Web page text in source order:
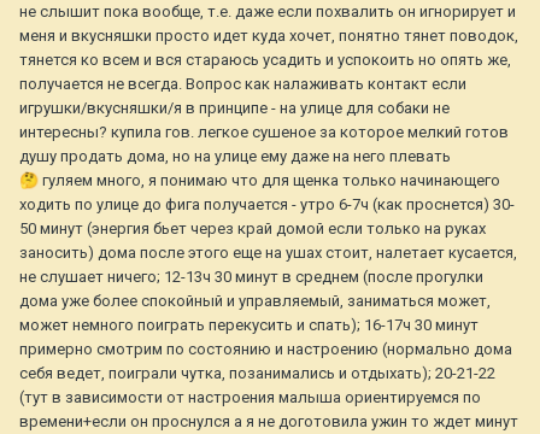
не слышит пока вообще, т.е. даже если похвалить он игнорирует и
меня и вкусняшки просто идет куда хочет, понятно тянет поводок,
тянется ко всем и вся стараюсь усадить и успокоить но опять же,
получается не всегда. Вопрос как налаживать контакт если
игрушки/вкусняшки/я в принципе - на улице для собаки не
интересны? купила гов. легкое сушеное за которое мелкий готов
душу продать дома, но на улице ему даже на него плевать
🤔 гуляем много, я понимаю что для щенка только начинающего
ходить по улице до фига получается - утро 6-7ч (как проснется) 30-
50 минут (энергия бьет через край домой если только на руках
заносить) дома после этого еще на ушах стоит, налетает кусается,
не слушает ничего; 12-13ч 30 минут в среднем (после прогулки
дома уже более спокойный и управляемый, заниматься может,
может немного поиграть перекусить и спать); 16-17ч 30 минут
примерно смотрим по состоянию и настроению (нормально дома
себя ведет, поиграли чутка, позанимались и отдыхать); 20-21-22
(тут в зависимости от настроения малыша ориентируемся по
времени+если он проснулся а я не доготовила ужин то ждет минут